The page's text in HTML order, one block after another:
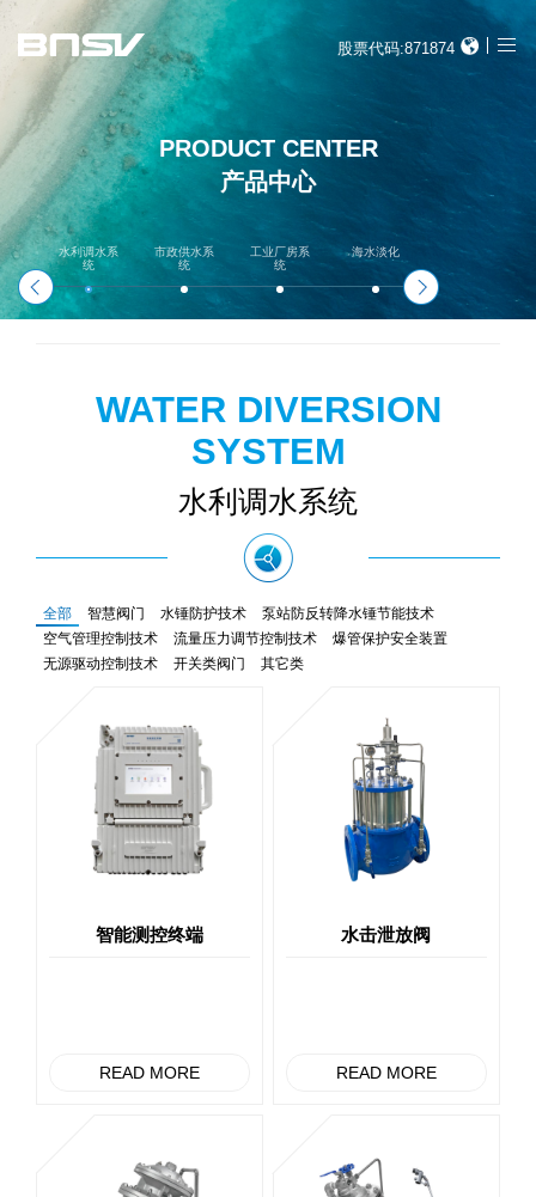
股票代码:871874
PRODUCT CENTER
产品中心
水利调水系
统
市政供水系
统
工业厂房系
统
海水淡化 水电系统
WATER DIVERSION
SYSTEM
水利调水系统
全部 智慧阀门 水锤防护技术
泵站防反转降水锤节能技术
空气管理控制技术
流量压力调节控制技术
爆管保护安全装置
无源驱动控制技术
开关类阀门 其它类
智能测控终端
READ MORE
水击泄放阀
READ MORE